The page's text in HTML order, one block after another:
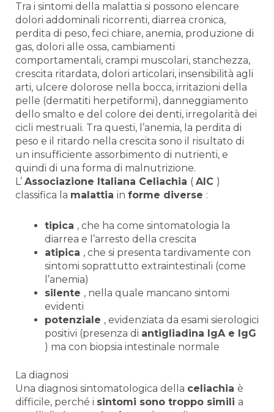
Tra i sintomi della malattia si possono elencare
dolori addominali ricorrenti, diarrea cronica,
perdita di peso, feci chiare, anemia, produzione di
gas, dolori alle ossa, cambiamenti
comportamentali, crampi muscolari, stanchezza,
crescita ritardata, dolori articolari, insensibilità agli
arti, ulcere dolorose nella bocca, irritazioni della
pelle (dermatiti herpetiformi), danneggiamento
dello smalto e del colore dei denti, irregolarità dei
cicli mestruali. Tra questi, l’anemia, la perdita di
peso e il ritardo nella crescita sono il risultato di
un insufficiente assorbimento di nutrienti, e
quindi di una forma di malnutrizione.
L’ Associazione Italiana Celiachia ( AIC )
classifica la malattia in forme diverse :
tipica , che ha come sintomatologia la
diarrea e l’arresto della crescita
atipica , che si presenta tardivamente con
sintomi soprattutto extraintestinali (come
l’anemia)
silente , nella quale mancano sintomi
evidenti
potenziale , evidenziata da esami sierologici
positivi (presenza di antigliadina IgA e IgG
) ma con biopsia intestinale normale
La diagnosi
Una diagnosi sintomatologica della celiachia è
difficile, perché i sintomi sono troppo simili a